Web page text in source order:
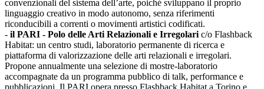
convenzionali del sistema dell’arte, poiché sviluppano il proprio
linguaggio creativo in modo autonomo, senza riferimenti
riconducibili a correnti o movimenti artistici codificati.
- il PARI - Polo delle Arti Relazionali e Irregolari c/o Flashback
Habitat: un centro studi, laboratorio permanente di ricerca e
piattaforma di valorizzazione delle arti relazionali e irregolari.
Propone annualmente una selezione di mostre-laboratorio
accompagnate da un programma pubblico di talk, performance e
pubblicazioni. Il PARI opera presso Flashback Habitat a Torino e